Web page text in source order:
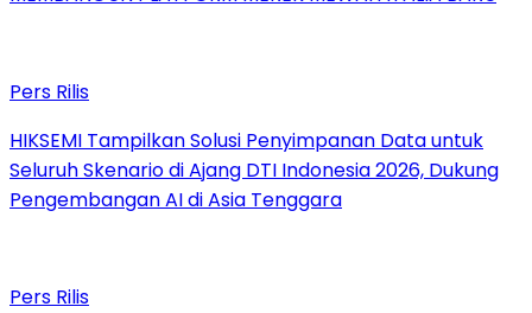
Pers Rilis
HIKSEMI Tampilkan Solusi Penyimpanan Data untuk
Seluruh Skenario di Ajang DTI Indonesia 2026, Dukung
Pengembangan AI di Asia Tenggara
Pers Rilis